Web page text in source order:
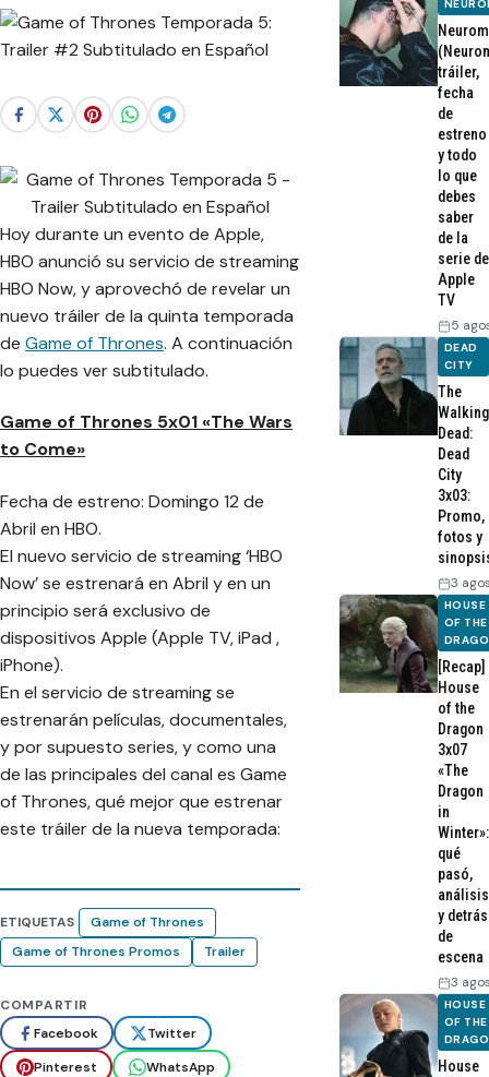
Hoy durante un evento de Apple,
HBO anunció su servicio de streaming
HBO Now, y aprovechó de revelar un
nuevo tráiler de la quinta temporada
de Game of Thrones. A continuación
lo puedes ver subtitulado.
Game of Thrones 5x01 «The Wars
to Come»
Fecha de estreno: Domingo 12 de
Abril en HBO.
El nuevo servicio de streaming ‘HBO
Now’ se estrenará en Abril y en un
principio será exclusivo de
dispositivos Apple (Apple TV, iPad ,
iPhone).
En el servicio de streaming se
estrenarán películas, documentales,
y por supuesto series, y como una
de las principales del canal es Game
of Thrones, qué mejor que estrenar
este tráiler de la nueva temporada:
ETIQUETAS
Game of Thrones
Game of Thrones Promos
Trailer
COMPARTIR
Facebook
Twitter
Pinterest
WhatsApp
tráiler,
fecha
de
estreno
y todo
lo que
debes
saber
de la
serie de
Apple
TV
5
DEAD
CITY
The
Walking
Dead:
Dead
City
3x03:
Promo,
fotos y
3
HOUSE
OF THE
[Recap]
House
of the
Dragon
3x07
«The
Dragon
in
Winter»:
qué
pasó,
análisis
y detrás
de
escena
3
HOUSE
OF THE
House